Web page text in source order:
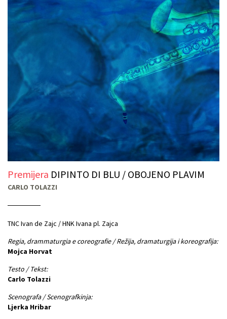
Premijera DIPINTO DI BLU / OBOJENO PLAVIM
CARLO TOLAZZI
TNC Ivan de Zajc / HNK Ivana pl. Zajca
Regia, drammaturgia e coreografie / Režija, dramaturgija i koreografija:
Mojca Horvat
Testo / Tekst:
Carlo Tolazzi
Scenografa / Scenografkinja:
Ljerka Hribar